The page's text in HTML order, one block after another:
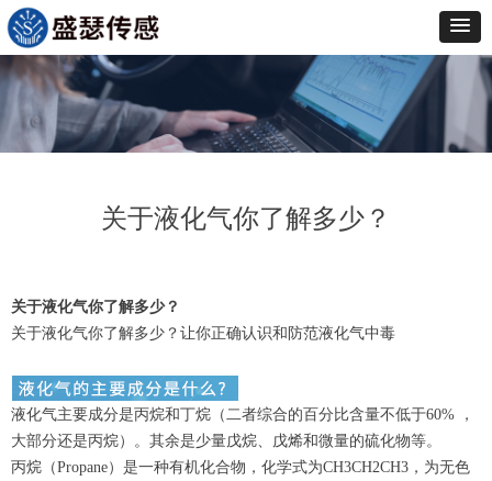
关于液化气你了解多少？
关于液化气你了解多少？
关于液化气你了解多少？让你正确认识和防范液化气中毒
液化气主要成分是丙烷和丁烷（二者综合的百分比含量不低于60% ，
大部分还是丙烷）。其余是少量戊烷、戊烯和微量的硫化物等。
丙烷（Propane）是一种有机化合物，化学式为CH3CH2CH3，为无色